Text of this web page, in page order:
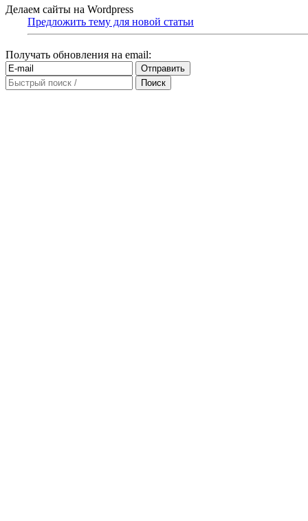
Делаем сайты на Wordpress
Предложить тему для новой статьи
Получать обновления на email: